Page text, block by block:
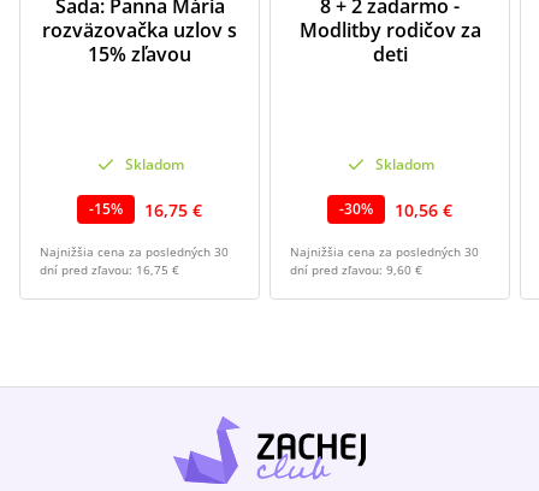
Sada: Panna Mária
rozväzovačka uzlov s
15% zľavou
Skladom
-15% 16,75 €
Najnižšia cena za posledných 30
dní pred zľavou: 16,75 €
8 + 2 zadarmo -
Modlitby rodičov za
deti
Skladom
-30% 10,56 €
Najnižšia cena za posledných 30
dní pred zľavou: 9,60 €